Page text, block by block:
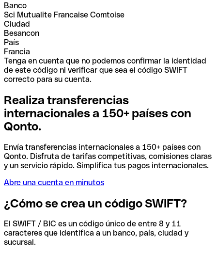
Banco
Sci Mutualite Francaise Comtoise
Ciudad
Besancon
País
Francia
Tenga en cuenta que no podemos confirmar la identidad
de este código ni verificar que sea el código SWIFT
correcto para su cuenta.
Realiza transferencias
internacionales a 150+ países con
Qonto.
Envía transferencias internacionales a 150+ países con
Qonto. Disfruta de tarifas competitivas, comisiones claras
y un servicio rápido. Simplifica tus pagos internacionales.
Abre una cuenta en minutos
¿Cómo se crea un código SWIFT?
El SWIFT / BIC es un código único de entre 8 y 11
caracteres que identifica a un banco, país, ciudad y
sucursal.